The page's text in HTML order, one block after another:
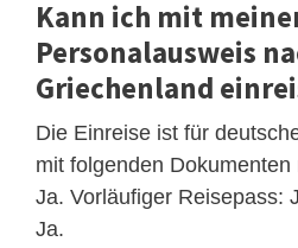
Kann ich mit
Personalausweis
Griechenland
Die Einreise ist für
mit folgenden
Ja. Vorläufiger Reisepass:
Ja.